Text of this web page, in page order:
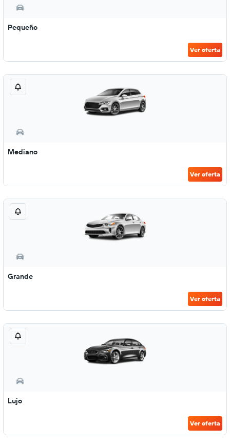
Pequeño
Ver oferta
Mediano
Ver oferta
Grande
Ver oferta
Lujo
Ver oferta